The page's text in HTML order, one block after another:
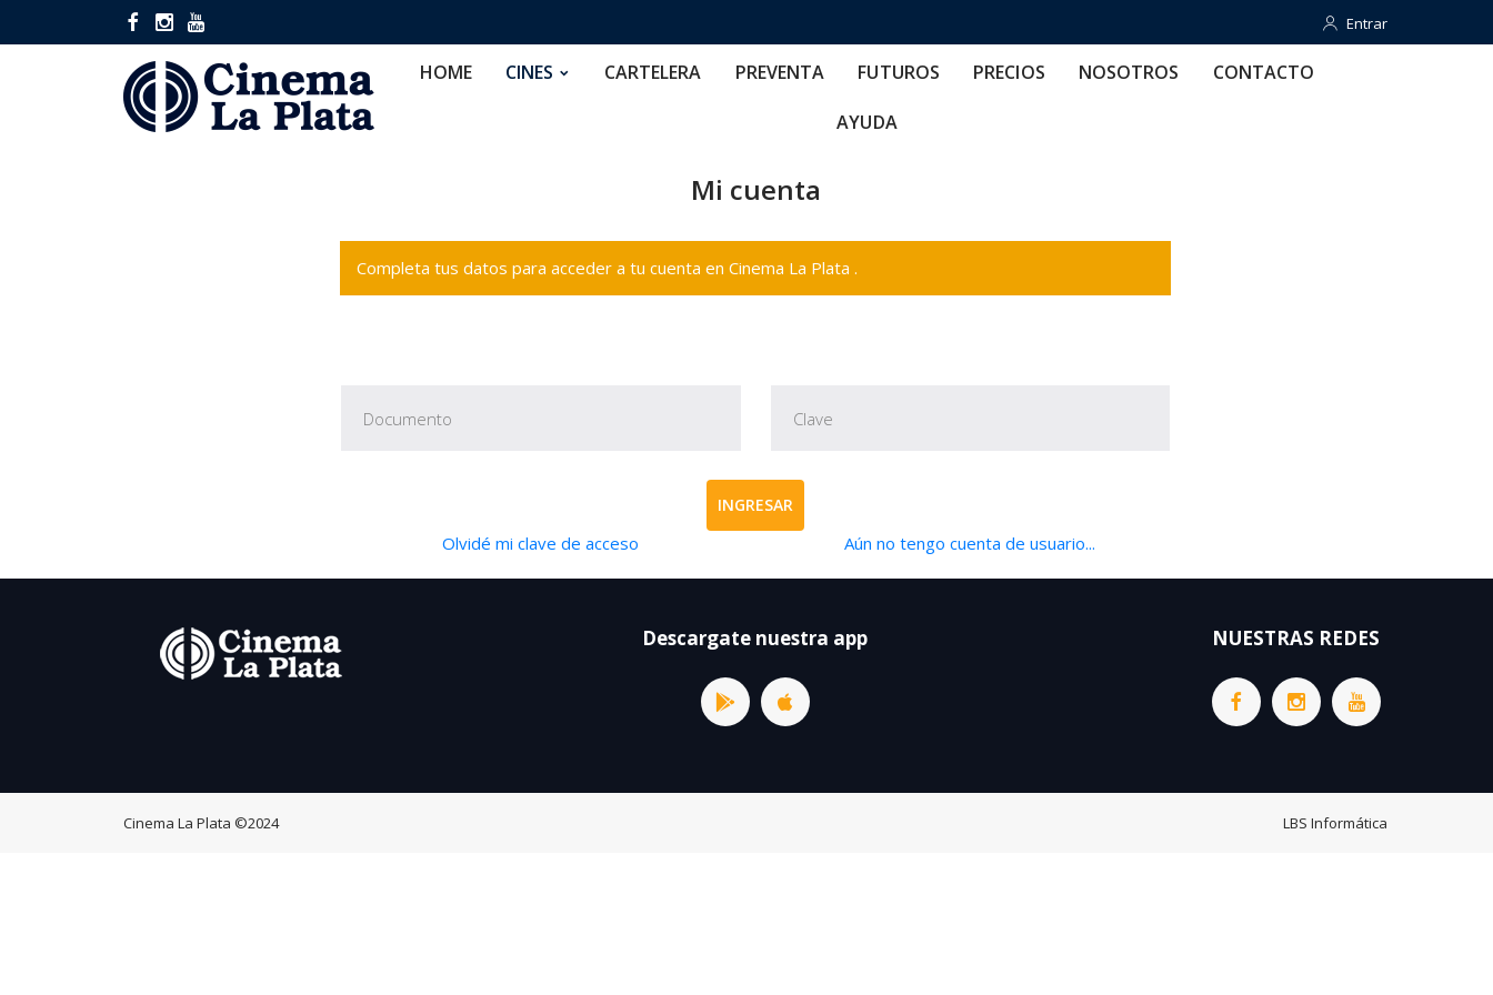
Entrar
Entrar
HOME CINES CARTELERA PREVENTA FUTUROS PRECIOS NOSOTROS CONTACTO
AYUDA
Mi cuenta
Completa tus datos para acceder a tu cuenta en Cinema La Plata .
INGRESAR
Olvidé mi clave de acceso Aún no tengo cuenta de usuario...
Descargate nuestra app NUESTRAS REDES
Cinema La Plata ©2024 LBS Informática